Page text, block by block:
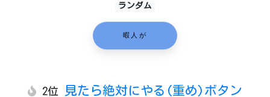
ランダム
暇人が
2位 見たら絶対にやる(重め)ボタン